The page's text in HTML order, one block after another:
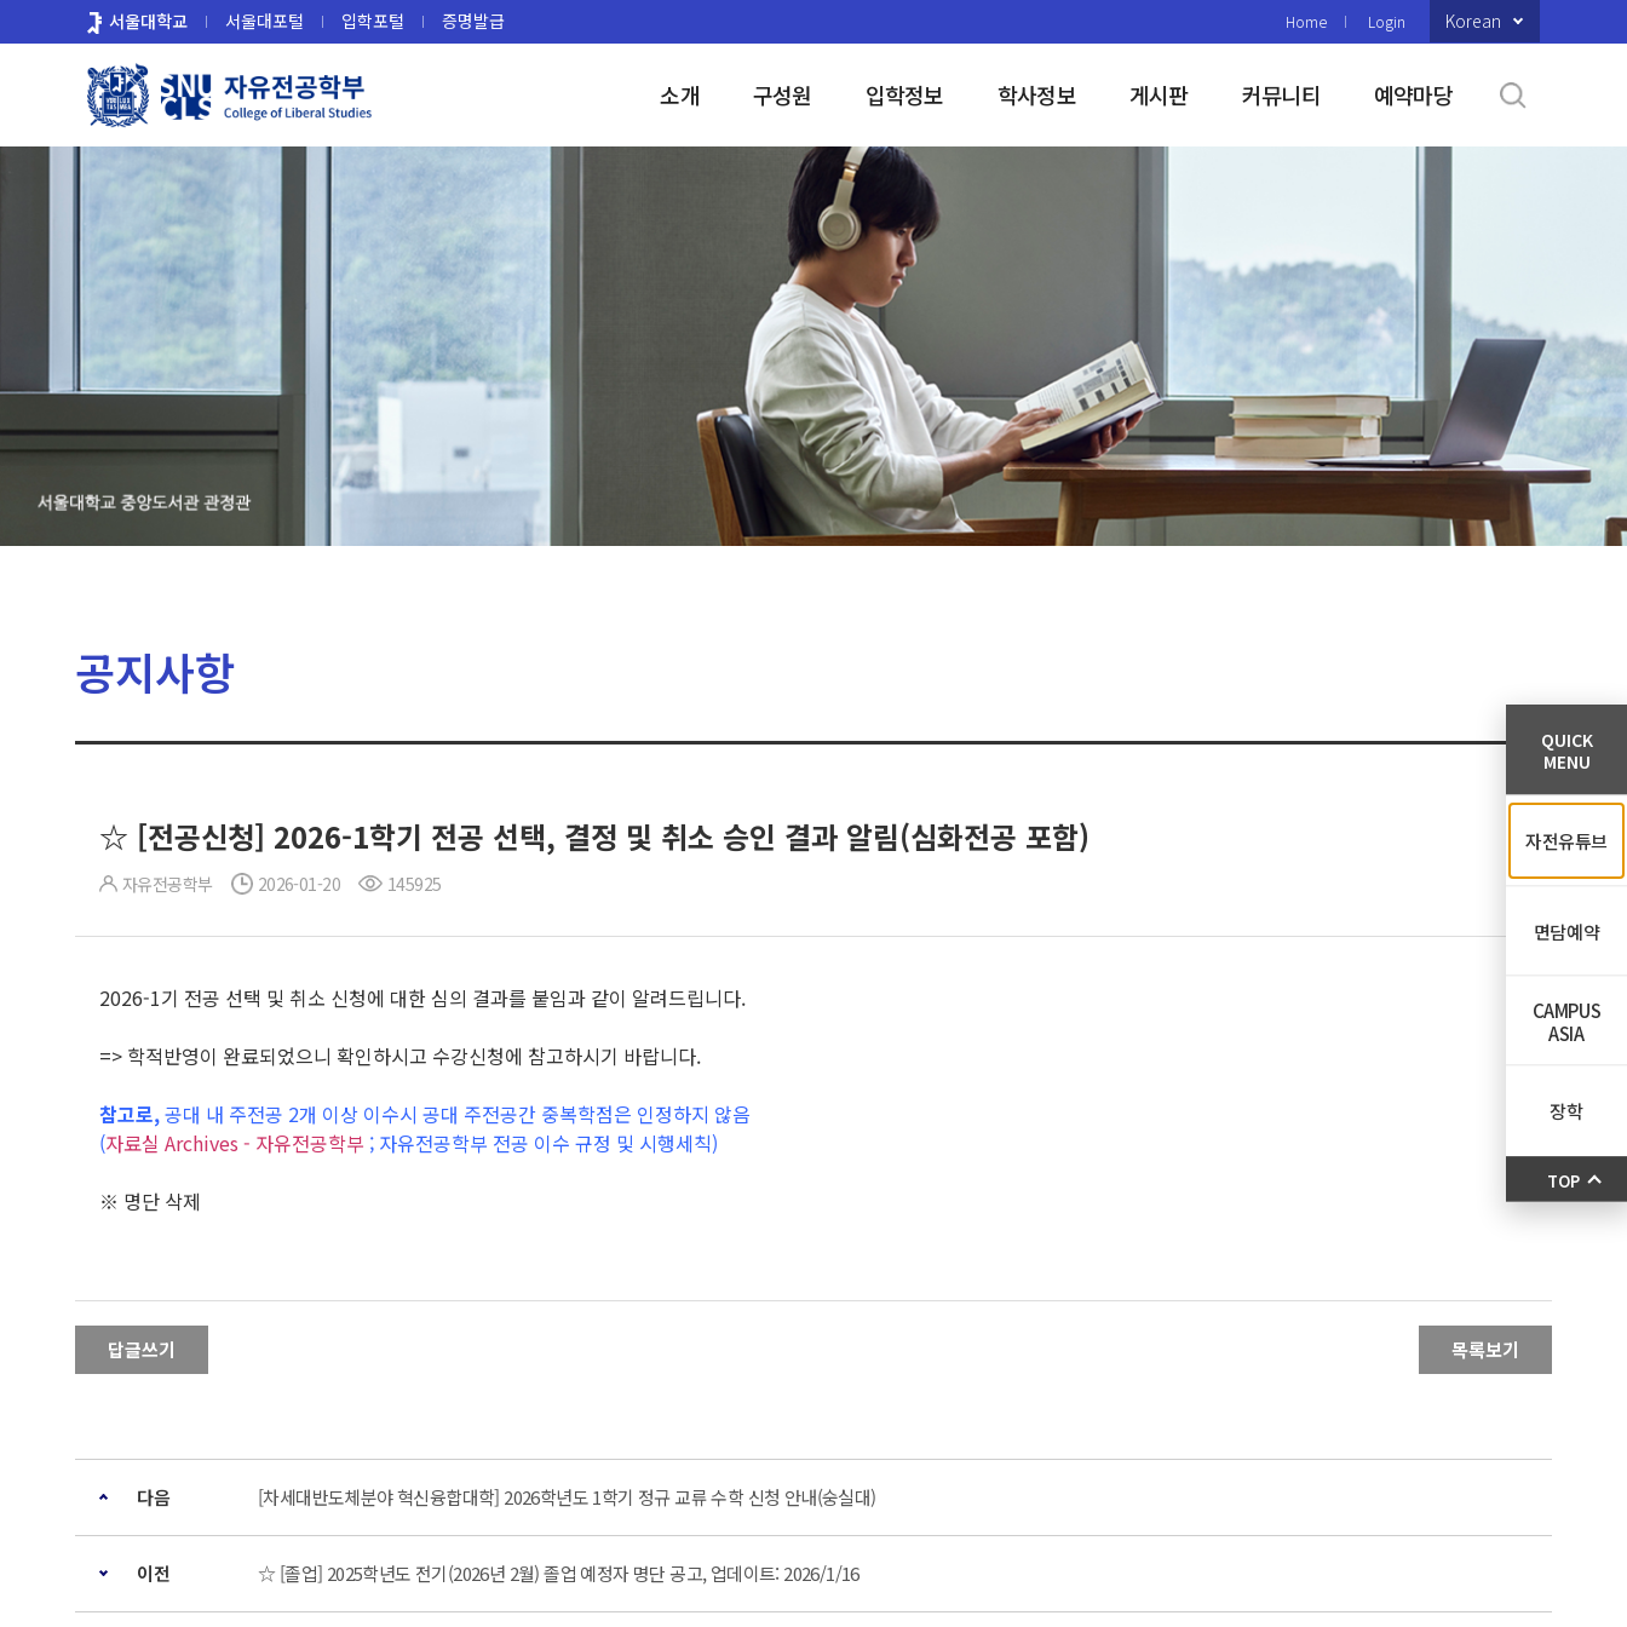
로
서울대학교 서울대포털 입학포털 증명발급 Home Login Korean
소개 구성원 입학정보 학사정보 게시판 커뮤니티 예약마당
공지사항
☆ [전공신청] 2026-1학기 전공 선택, 결정 및 취소 승인 결과 알림(심화전공 포함)
자유전공학부 2026-01-20 145925
2026-1기 전공 선택 및 취소 신청에 대한 심의 결과를 붙임과 같이 알려드립니다.
=> 학적반영이 완료되었으니 확인하시고 수강신청에 참고하시기 바랍니다.
참고로,공대 내 주전공 2개 이상 이수시 공대 주전공간 중복학점은 인정하지 않음
(자료실 Archives - 자유전공학부 ; 자유전공학부 전공 이수 규정 및 시행세칙)
※ 명단 삭제
답글쓰기 목록보기
다음 [차세대반도체분야 혁신융합대학] 2026학년도 1학기 정규 교류 수학 신청 안내(숭실대)
이전 ☆ [졸업] 2025학년도 전기(2026년 2월) 졸업 예정자 명단 공고, 업데이트: 2026/1/16
QUICK
MENU
자전유튜브
면담예약
CAMPUS
ASIA
장학
TOP